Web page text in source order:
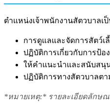
ตำแหน่งเจ้าพนักงานสัตวบาล
การดูแลและจัดการสัตว์
ปฏิบัติการเกี่ยวกับการป้อ
ให้คำแนะนำและสนับสนุน
ปฏิบัติการทางสัตวบาลต
*หมายเหตุ:* รายละเอียดลักษ